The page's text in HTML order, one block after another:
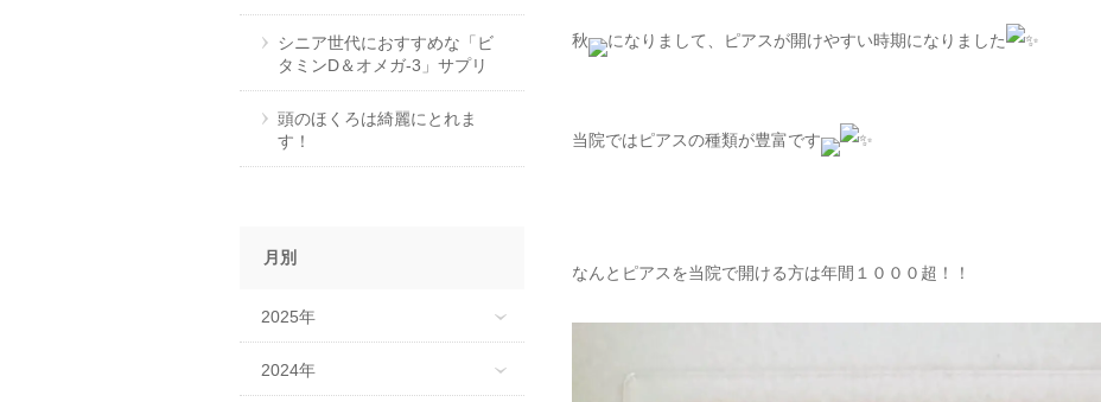
秋 になりまして、ピアスが開けやすい時期になりました
当院ではピアスの種類が豊富です
なんとピアスを当院で開ける方は年間１０００超！！
シニア世代におすすめな「ビ
タミンD＆オメガ-3」サプリ
頭のほくろは綺麗にとれま
す！
月別
2025年
2024年